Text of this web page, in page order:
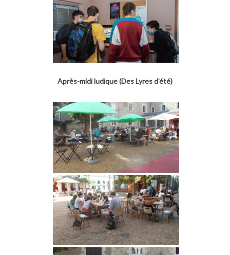
Après-midi ludique (Des Lyres d’été)